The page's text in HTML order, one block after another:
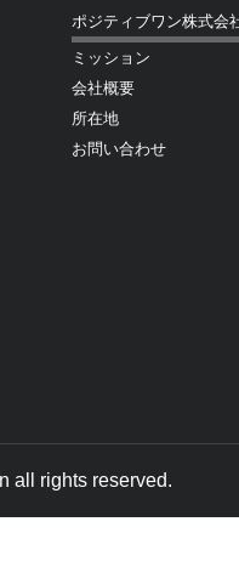
ポジティブワン株式会
ミッション
会社概要
所在地
お問い合わせ
all rights reserved.